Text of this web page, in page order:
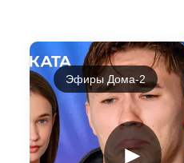
►
Эфиры Дома-2